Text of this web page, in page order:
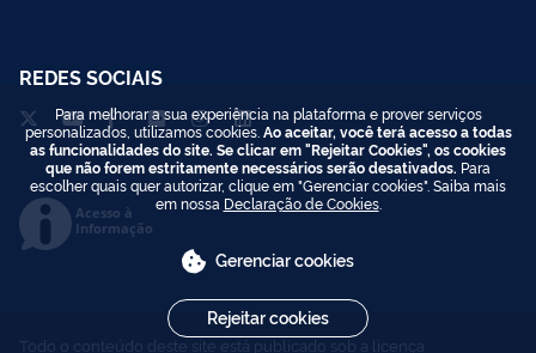
REDES SOCIAIS
Acesso à
Informação
Todo o conteúdo deste site está publicado sob a licença
Para melhorar a sua experiência na plataforma e prover serviços
personalizados, utilizamos cookies. Ao aceitar, você terá acesso a todas
as funcionalidades do site. Se clicar em "Rejeitar Cookies", os cookies
que não forem estritamente necessários serão desativados. Para
escolher quais quer autorizar, clique em "Gerenciar cookies". Saiba mais
em nossa Declaração de Cookies.
Gerenciar cookies
Rejeitar cookies